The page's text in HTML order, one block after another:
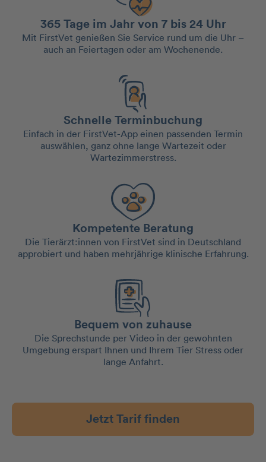
365 Tage im Jahr von 7 bis 24 Uhr
Mit FirstVet genießen Sie Service rund um die Uhr –
auch an Feiertagen oder am Wochenende.
Schnelle Terminbuchung
Einfach in der FirstVet-App einen passenden Termin
auswählen, ganz ohne lange Wartezeit oder
Wartezimmerstress.
Kompetente Beratung
Die Tierärzt:innen von FirstVet sind in Deutschland
approbiert und haben mehrjährige klinische Erfahrung.
Bequem von zuhause
Die Sprechstunde per Video in der gewohnten
Umgebung erspart Ihnen und Ihrem Tier Stress oder
lange Anfahrt.
Jetzt Tarif finden